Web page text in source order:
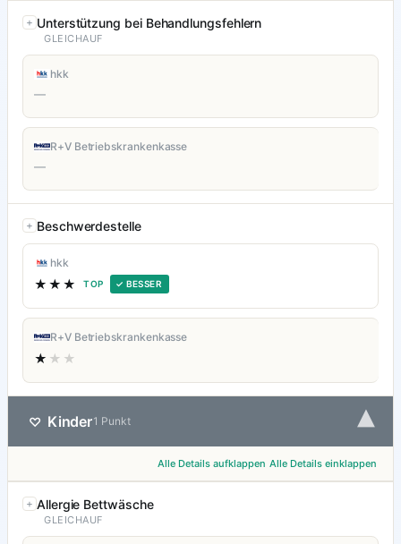
Unterstützung bei Behandlungsfehlern
GLEICHAUF
hkk
—
R+V Betriebskrankenkasse
—
Beschwerdestelle
hkk
★★★ TOP ✓ BESSER
R+V Betriebskrankenkasse
★ ★★
♡ Kinder1 Punkt ▾
Alle Details aufklappen Alle Details einklappen
Allergie Bettwäsche
GLEICHAUF